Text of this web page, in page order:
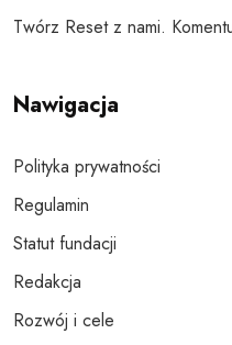
Twórz Reset z nami.
Nawigacja
Polityka prywatności
Regulamin
Statut fundacji
Redakcja
Rozwój i cele